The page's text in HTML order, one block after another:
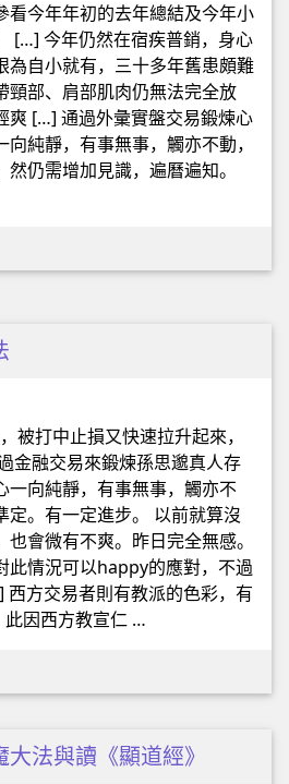
看今年年初的去年總結及今年小
[…] 今年仍然在宿疾普銷，身心
為自小就有，三十多年舊患頗難
頸部、肩部肌肉仍無法完全放
爽 […] 通過外彙實盤交易鍛煉心
純靜，有事無事，觸亦不動，
仍需增加見識，遍曆遍知。
被打中止損又快速拉升起來，
金融交易來鍛煉孫思邈真人存
一向純靜，有事無事，觸亦不
定。有一定進步。 以前就算沒
會微有不爽。昨日完全無感。
此情況可以happy的應對，不過
方交易者則有教派的色彩，有
此因西方教宣仁 …
法與讀《顯道經》